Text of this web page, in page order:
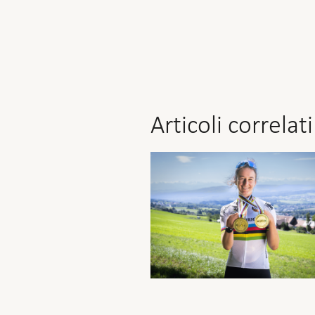
Articoli correlati